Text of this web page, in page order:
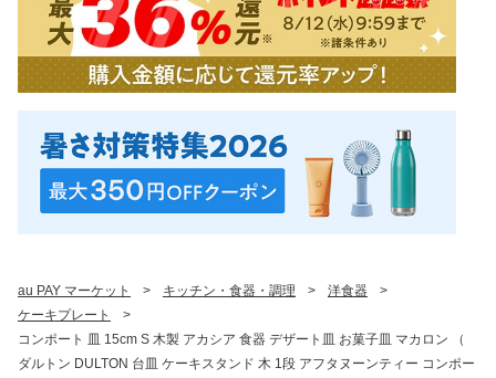
au PAY マーケット > キッチン・食器・調理 > 洋食器
>
ケーキプレート
>
コンポート 皿 15cm S 木製 アカシア 食器 デザート皿 お菓子皿 マカロン （
ダルトン DULTON 台皿 ケーキスタンド 木 1段 アフタヌーンティー コンポー